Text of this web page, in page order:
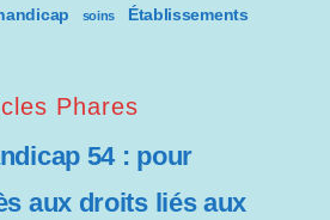
soins Établissements
Phares
54 : pour
aux droits liés aux